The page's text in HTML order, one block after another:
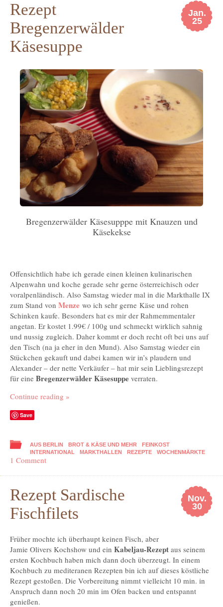
Jan.
25
Rezept
Bregenzerwälder
Käsesuppe
Bregenzerwälder Käsesupppe mit Knauzen und
Käsekekse
Offensichtlich habe ich gerade einen kleinen kulinarischen
Alpenwahn und koche gerade sehr gerne österreichisch oder
voralpenländisch. Also Samstag wieder mal in die Markthalle IX
zum Stand von Menze wo ich sehr gerne Käse und rohen
Schinken kaufe. Besonders hat es mir der Rahmemmentaler
angetan. Er kostet 1.99€ / 100g und schmeckt wirklich sahnig
und nussig zugleich. Daher kommt er doch recht oft bei uns auf
den Tisch (na ja eher in den Mund). Also Samstag wieder ein
Stückchen gekauft und dabei kamen wir in’s plaudern und
Alexander – der nette Verkäufer – hat mir sein Lieblingsrezept
für eine Bregenzerwälder Käsesuppe verraten.
Continue reading »
Save
AUS BERLIN BROT & KÄSE UND MEHR
FEINKOST
INTERNATIONAL
MARKTHALLEN REZEPTE WOCHENMÄRKTE
1 Comment
Nov.
30
Rezept Sardische
Fischfilets
Früher mochte ich überhaupt keinen Fisch, aber
Jamie Olivers Kochshow und ein Kabeljau-Rezept aus seinem
ersten Kochbuch haben mich dann doch überzeugt. In einem
Kochbuch zu mediteranen Rezepten bin ich auf dieses köstliche
Rezept gestoßen. Die Vorbereitung nimmt vielleicht 10 min. in
Anspruch dann noch 20 min im Ofen backen und entspannt
genießen.